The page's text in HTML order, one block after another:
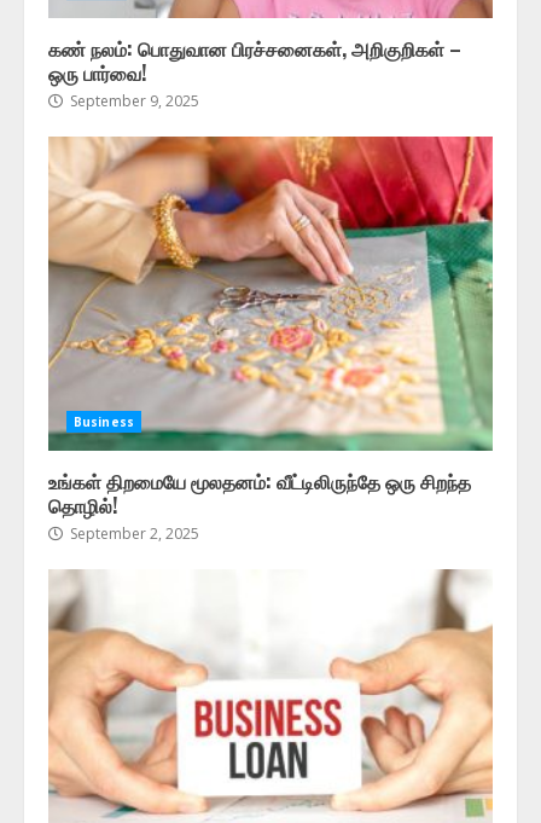
கண் நலம்: பொதுவான பிரச்சனைகள், அறிகுறிகள் –
ஒரு பார்வை!
September 9, 2025
Business
உங்கள் திறமையே மூலதனம்: வீட்டிலிருந்தே ஒரு சிறந்த
தொழில்!
September 2, 2025